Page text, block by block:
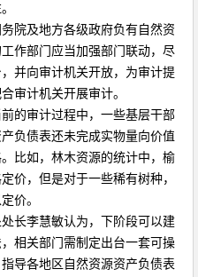
及地方各级政府负有自然资
作部门应当加强部门联动，尽
并向审计机关开放，为审计提
审计机关开展审计。
审计过程中，一些基层干部
负债表还未完成实物量向价值
比如，林木资源的统计中，榆
价，但是对于一些稀有树种，
价。
李慧敏认为，下阶段可以建
相关部门需制定出台一套可操
导各地区自然资源资产负债表